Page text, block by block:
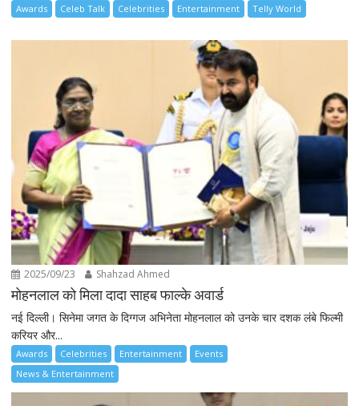
Awards Celeb Talk Celebrities Entertainment Telly World
2025/09/23 Shahzad Ahmed
मोहनलाल को मिला दादा साहब फाल्के अवार्ड
नई दिल्ली। सिनेमा जगत के दिग्गज अभिनेता मोहनलाल को उनके चार दशक लंबे फिल्मी
करियर और...
Awards Celebrities Entertainment
Events
News & Entertainment